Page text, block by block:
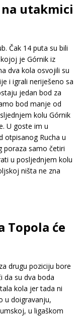
na utakmici
Čak 14 puta su bili
je Górnik iz
dva kola osvojili su
i igrali neriješeno sa
jedan bod za
bod manje od
kolu Górnik
U goste im u
otpisanog Rucha u
poraza samo četiri
u posljednjem kolu
ništa ne zna
Topola će
drugu poziciju bore
da su dva boda
kola jer tada ni
u doigravanju,
u ligaškom